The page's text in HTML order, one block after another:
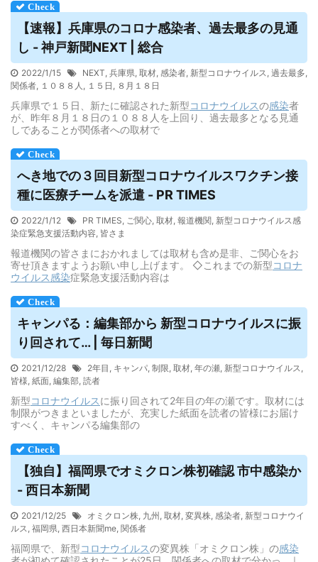
【速報】兵庫県のコロナ感染者、過去最多の見通
し - 神戸新聞NEXT | 総合
2022/1/15 NEXT, 兵庫県, 取材, 感染者, 新型コロナウイルス, 過去最多,
関係者, １０８８人 , １５日 , ８月１８日
兵庫県で１５日、新たに確認された新型コロナウイルスの感染者
が、昨年８月１８日の１０８８人を上回り、過去最多となる見通
しであることが関係者への取材で
へき地での３回目新型コロナウイルスワクチン接
種に医療チームを派遣 - PR TIMES
2022/1/12 PR TIMES, ご関心, 取材, 報道機関, 新型コロナウイルス感
染症緊急支援活動内容, 皆さま
報道機関の皆さまにおかれましては取材も含め是非、ご関心をお
寄せ頂きますようお願い申し上げます。 ◇これまでの新型コロナ
ウイルス感染症緊急支援活動内容は
キャンパる：編集部から 新型コロナウイルスに振
り回されて… | 毎日新聞
2021/12/28 2年目 , キャンパ, 制限, 取材, 年の瀬, 新型コロナウイルス,
皆様, 紙面, 編集部, 読者
新型コロナウイルスに振り回されて2年目の年の瀬です。取材には
制限がつきまといましたが、充実した紙面を読者の皆様にお届け
すべく、キャンパる編集部の
【独自】福岡県でオミクロン株初確認 市中感染か
- 西日本新聞
2021/12/25 オミクロン株, 九州 , 取材, 変異株, 感染者, 新型コロナウイ
ルス, 福岡県, 西日本新聞me, 関係者
福岡県で、新型コロナウイルスの変異株「オミクロン株」の感染